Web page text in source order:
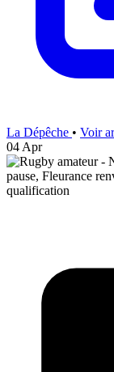
La Dépêche • Voir
04 Apr